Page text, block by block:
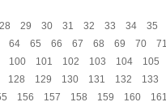
28 29 30 31 32 33 34 35
64 65 66 67 68 69 70 71
100 101 102 103 104 105
128 129 130 131 132 133
156 157 158 159 160 161